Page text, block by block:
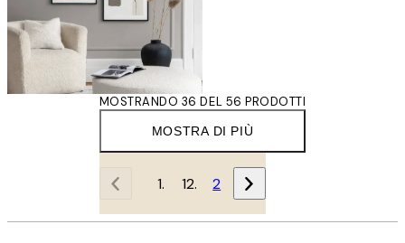
MOSTRA DI PIÙ
MOSTRANDO 36 DEL 56 PRODOTTI
1 2